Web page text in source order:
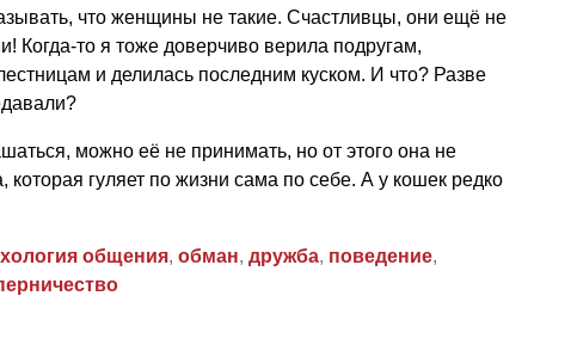
что женщины не такие. Счастливцы, они ещё не
Когда-то я тоже доверчиво верила подругам,
и делилась последним куском. И что? Разве
можно её не принимать, но от этого она не
гуляет по жизни сама по себе. А у кошек редко
общения, обман, дружба, поведение,